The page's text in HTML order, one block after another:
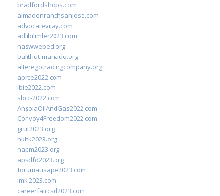
bradfordshops.com
almadenranchsanjose.com
advocatevijay.com
adlibilimler2023.com
naswwebed.org
balithut-manado.org
alteregotradingcompany.org
aprce2022.com
ibie2022.com
sbcc-2022.com
AngolaOilAndGas2022.com
Convoy4Freedom2022.com
grur2023.org
hkhk2023.org
napm2023.org
apsdfd2023.org
forumausape2023.com
imkl2023.com
careerfaircsd2023.com